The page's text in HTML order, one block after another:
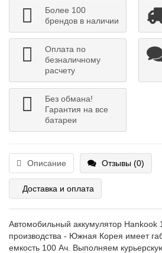
Более 100
брендов в наличии
Оплата по
безналичному
расчету
Без обмана!
Гарантия на все
батареи
Описание Отзывы (0)
Доставка и оплата
Автомобильный аккумулятор Hankook
производства - Южная Корея имеет
емкость 100 Ач. Выполняем